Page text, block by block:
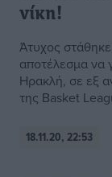
νίκη!
Άτυχος
αποτέλεσμα να
Ηρακλή, σε εξ
της Basket
18.11.20, 22:53